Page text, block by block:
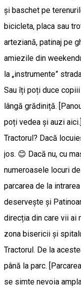
și baschet pe
bicicleta, placa sau
arteziană, patinaj pe
amiezile din
la „instrumente”
Sau îți poți duce copiii
lângă grădiniță.
poți vedea și auzi
Tractorul? Dacă
jos. 😊 Dacă nu, cu
numeroasele locuri
parcarea de la
deservește și
direcția din care vii ai
zona bisericii și
Tractorul. De la
până la parc.
se simte nevoia